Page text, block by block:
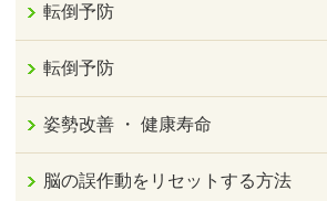
転倒予防
転倒予防
姿勢改善 ・ 健康寿命
脳の誤作動をリセットする方法